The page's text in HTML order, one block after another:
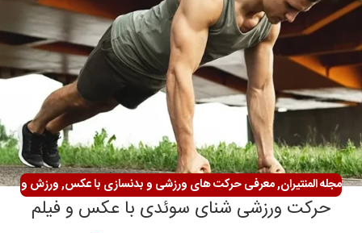
مجله المنتیران,معرفی حرکت های ورزشی و بدنسازی با عکس,ورزش و
سلامتی
حرکت ورزشی شنای سوئدی با عکس و فیلم